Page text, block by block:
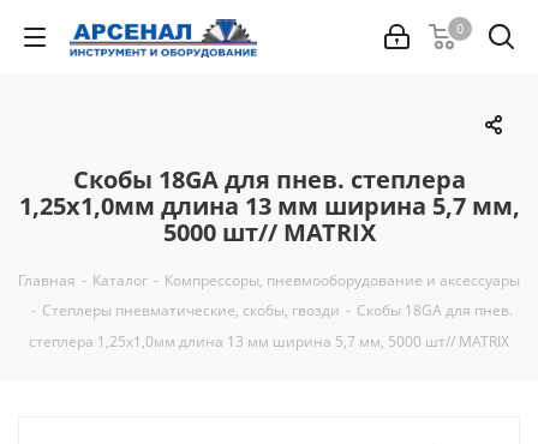
0
Скобы 18GA для пнев. степлера
1,25х1,0мм длина 13 мм ширина 5,7 мм,
5000 шт// MATRIX
Главная - Каталог - Компрессоры, пневмооборудование и аксессуары
- Степлеры пневматические, скобы, гвозди - Скобы 18GA для пнев.
степлера 1,25х1,0мм длина 13 мм ширина 5,7 мм, 5000 шт// MATRIX